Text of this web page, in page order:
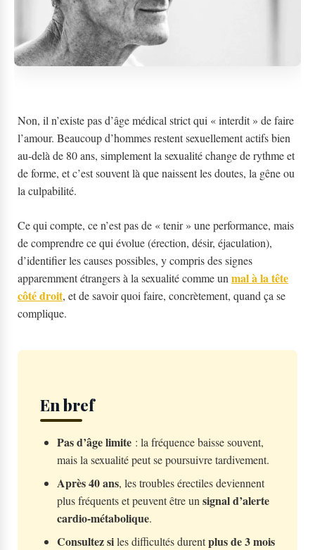
Non, il n’existe pas d’âge médical strict qui « interdit » de faire
l’amour. Beaucoup d’hommes restent sexuellement actifs bien
au-delà de 80 ans, simplement la sexualité change de rythme et
de forme, et c’est souvent là que naissent les doutes, la gêne ou
la culpabilité.
Ce qui compte, ce n’est pas de « tenir » une performance, mais
de comprendre ce qui évolue (érection, désir, éjaculation),
d’identifier les causes possibles, y compris des signes
apparemment étrangers à la sexualité comme un mal à la tête
côté droit, et de savoir quoi faire, concrètement, quand ça se
complique.
En bref
Pas d’âge limite : la fréquence baisse souvent,
mais la sexualité peut se poursuivre tardivement.
Après 40 ans, les troubles érectiles deviennent
plus fréquents et peuvent être un signal d’alerte
cardio-métabolique.
Consultez siles difficultés durentplus de 3 mois